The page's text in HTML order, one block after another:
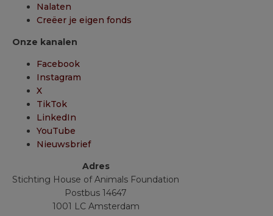
Nalaten
Creëer je eigen fonds
Onze kanalen
Facebook
Instagram
X
TikTok
LinkedIn
YouTube
Nieuwsbrief
Adres
Stichting House of Animals Foundation
Postbus 14647
1001 LC Amsterdam